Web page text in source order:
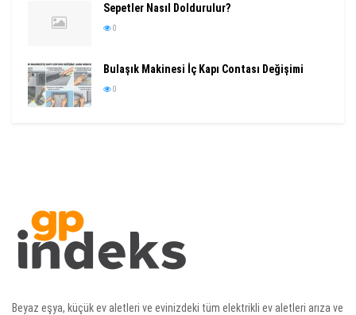
Sepetler Nasıl Doldurulur?
0
Bulaşık Makinesi İç Kapı Contası Değişimi
0
Beyaz eşya, küçük ev aletleri ve evinizdeki tüm elektrikli ev aletleri arıza ve